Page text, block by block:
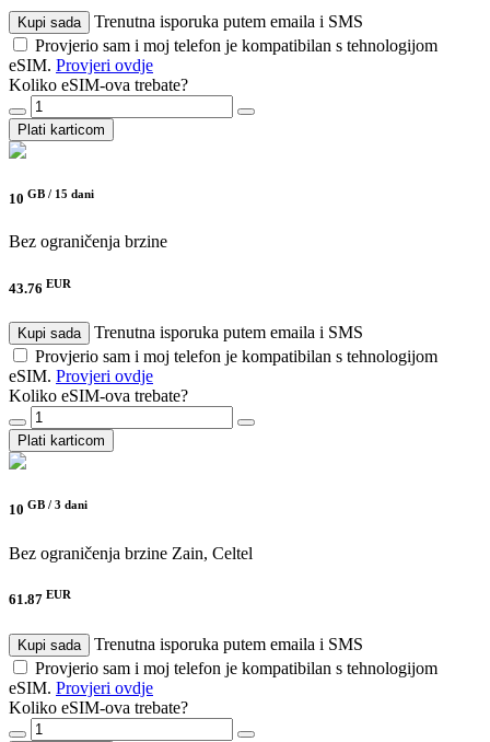
Kupi sada
Trenutna isporuka putem emaila i SMS
Provjerio sam i moj telefon je kompatibilan s tehnologijom
eSIM. Provjeri ovdje
Koliko eSIM-ova trebate?
Plati karticom
10 GB / 15 dani
Bez ograničenja brzine
43.76 EUR
Kupi sada
Trenutna isporuka putem emaila i SMS
Provjerio sam i moj telefon je kompatibilan s tehnologijom
eSIM. Provjeri ovdje
Koliko eSIM-ova trebate?
Plati karticom
10 GB / 3 dani
Bez ograničenja brzine Zain, Celtel
61.87 EUR
Kupi sada
Trenutna isporuka putem emaila i SMS
Provjerio sam i moj telefon je kompatibilan s tehnologijom
eSIM. Provjeri ovdje
Koliko eSIM-ova trebate?